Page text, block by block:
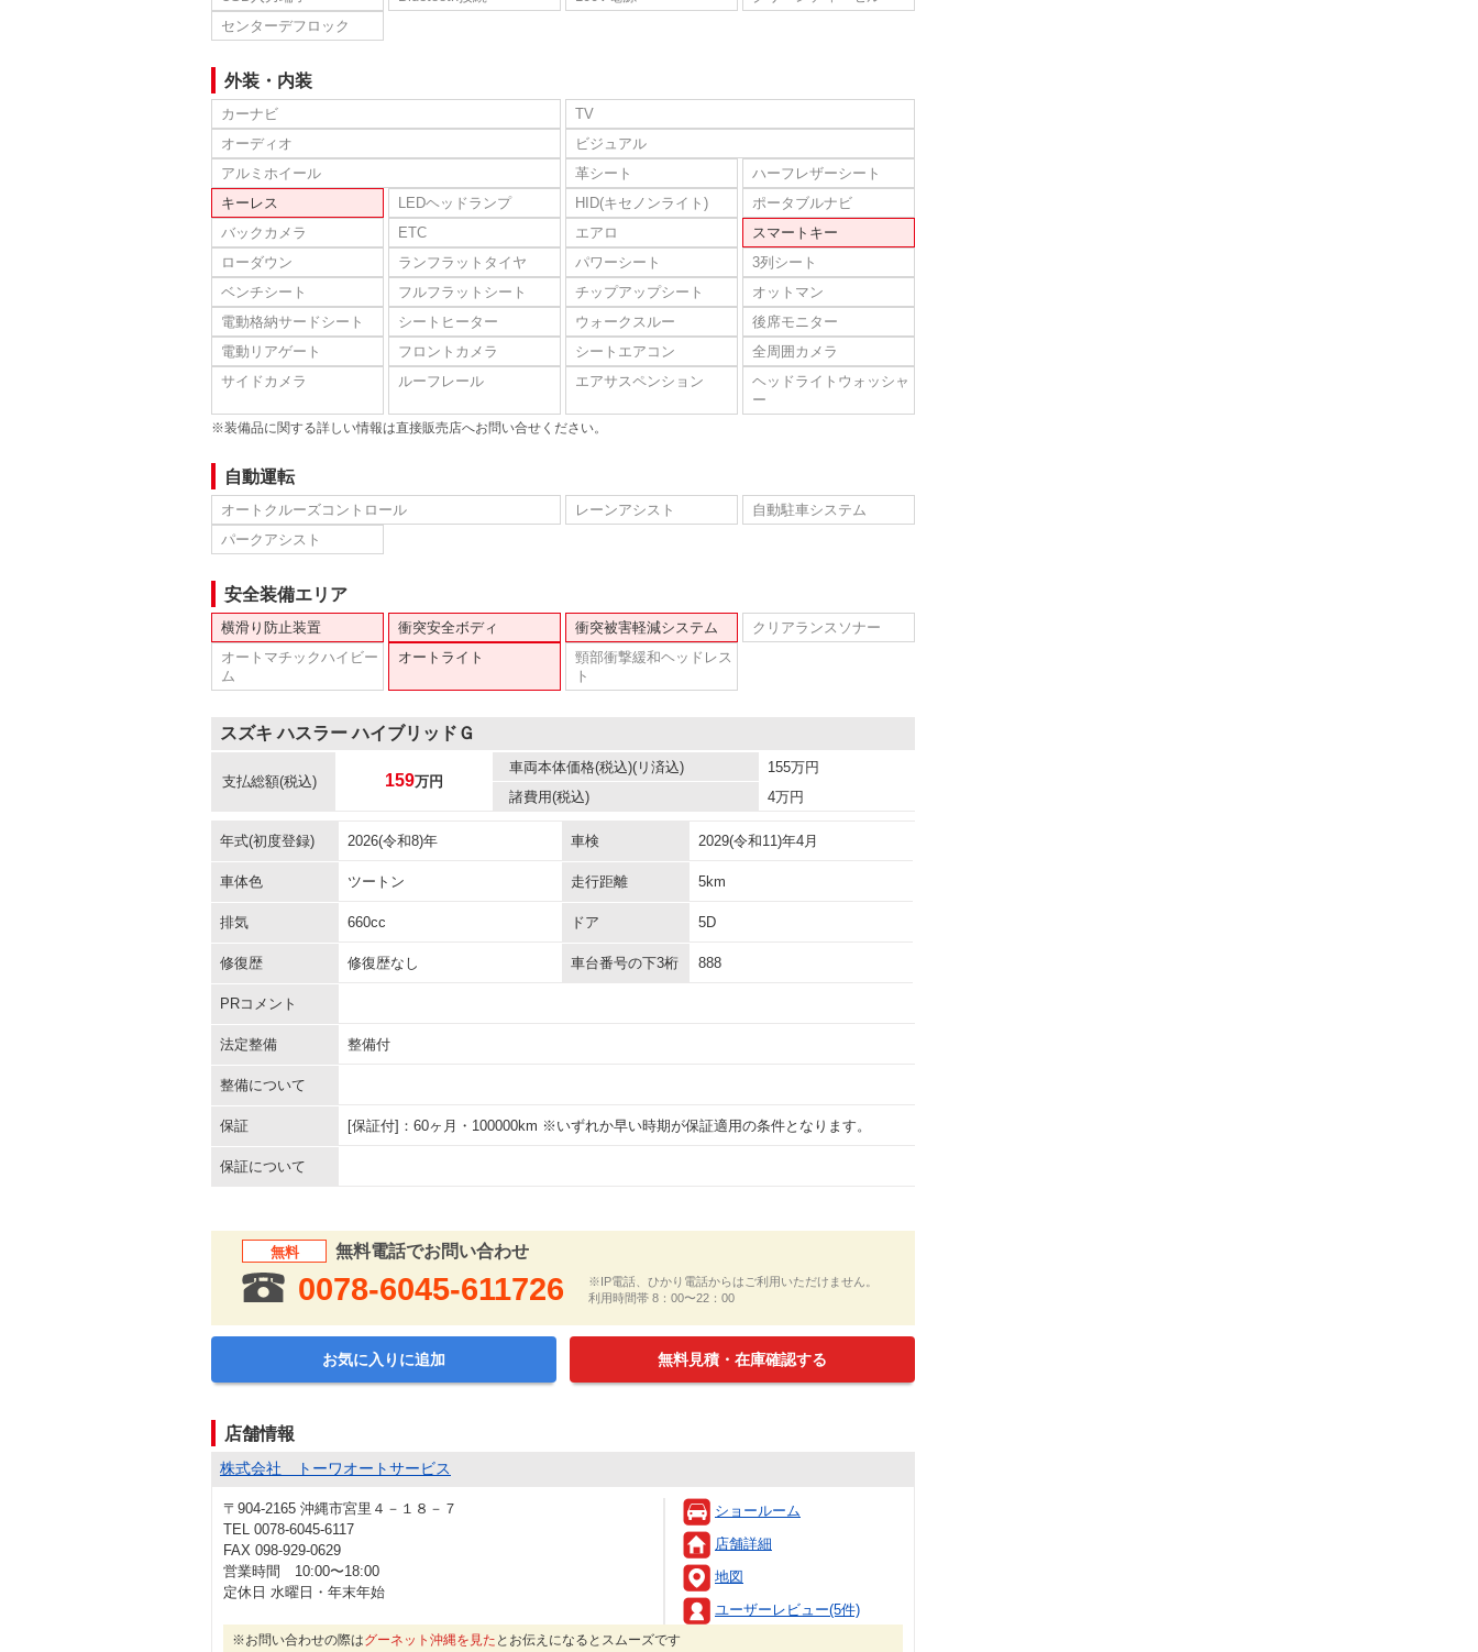
センターデフロック
外装・内装
カーナビ
TV
オーディオ
ビジュアル
アルミホイール
革シート
ハーフレザーシート
キーレス
LEDヘッドランプ HID(キセノンライト)
ポータブルナビ
バックカメラ
ETC エアロ
スマートキー
ローダウン
ランフラットタイヤ パワーシート
3列シート
ベンチシート
フルフラットシート チップアップシート
オットマン
電動格納サードシート
シートヒーター ウォークスルー
後席モニター
電動リアゲート
フロントカメラ シートエアコン
全周囲カメラ
サイドカメラ
ルーフレール エアサスペンション
ヘッドライトウォッシャ
ー
※装備品に関する詳しい情報は直接販売店へお問い合せください。
自動運転
オートクルーズコントロール レーンアシスト
自動駐車システム
パークアシスト
安全装備エリア
横滑り防止装置 衝突安全ボディ 衝突被害軽減システム
クリアランスソナー
オートマチックハイビー
ム
オートライト
頸部衝撃緩和ヘッドレス
ト
スズキ ハスラー ハイブリッドＧ
支払総額(税込) 159万円
車両本体価格(税込)(リ済込) 155万円
諸費用(税込) 4万円
年式(初度登録) 2026(令和8)年 車検 2029(令和11)年4月
車体色 ツートン 走行距離 5km
排気 660cc ドア 5D
修復歴 修復歴なし 車台番号の下3桁 888
PRコメント
法定整備 整備付
整備について
保証 [保証付]：60ヶ月・100000km ※いずれか早い時期が保証適用の条件となります。
保証について
無料 無料電話でお問い合わせ
0078-6045-611726
※IP電話、ひかり電話からはご利用いただけません。
利用時間帯 8：00〜22：00
お気に入りに追加 無料見積・在庫確認する
店舗情報
株式会社 トーワオートサービス
〒904-2165 沖縄市宮里４－１８－７
TEL 0078-6045-6117
FAX 098-929-0629
営業時間 10:00〜18:00
定休日 水曜日・年末年始
ショールーム
店舗詳細
地図
ユーザーレビュー(5件)
※お問い合わせの際はグーネット沖縄を見た とお伝えになるとスムーズです